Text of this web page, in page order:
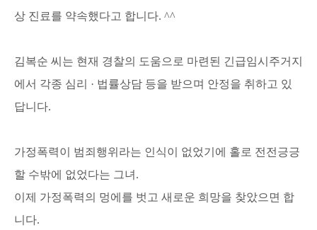
상 진료를 약속했다고 합니다. ^^
김복순 씨는 현재 경찰의 도움으로 마련된 긴급임시주거지
에서 각종 심리 · 법률상담 등을 받으며 안정을 취하고 있
답니다.
가정폭력이 범죄행위라는 인식이 없었기에 홀로 전전긍긍
할 수밖에 없었다는 그녀.
이제 가정폭력의 멍에를 벗고 새로운 희망을 찾았으면 합
니다.